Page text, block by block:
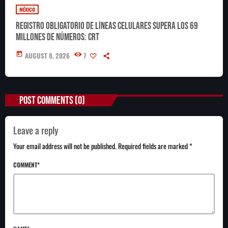
MÉXICO
Registro obligatorio de líneas celulares supera los 69
millones de números: CRT
today AUGUST 8, 2026 7
POST COMMENTS (0)
Leave a reply
Your email address will not be published. Required fields are marked *
COMMENT*